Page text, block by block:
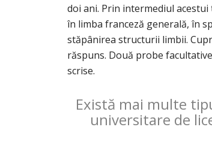
doi ani. Prin intermediul
în limba franceză generală, în
stăpânirea structurii limbii.
răspuns. Două probe
scrise.
Există mai multe
universitare de